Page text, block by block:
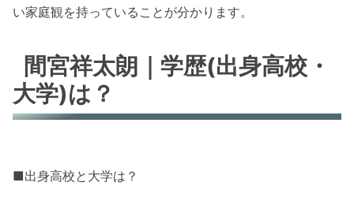
い家庭観を持っていることが分かります。
間宮祥太朗｜学歴(出身高校・
大学)は？
■出身高校と大学は？